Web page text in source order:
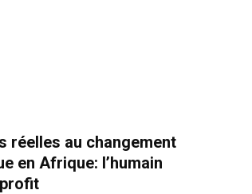
réelles au changement
en Afrique: l’humain